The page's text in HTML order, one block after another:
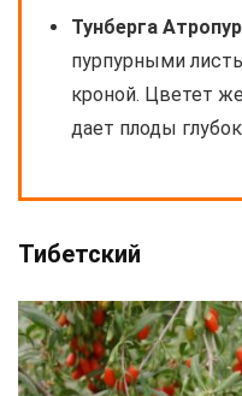
Тунберга
пурпурными
кроной. Цветет
дает плоды
Тибетский